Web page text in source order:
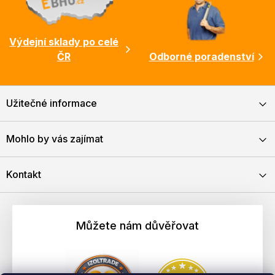
Výdejní sklady po celé
ČR
Odborné poradenství
Užitečné informace
Mohlo by vás zajímat
Kontakt
Můžete nám důvěřovat